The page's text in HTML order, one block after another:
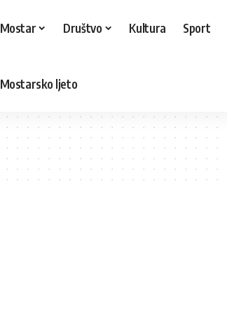
Mostar Društvo Kultura Sport
Mostarsko ljeto